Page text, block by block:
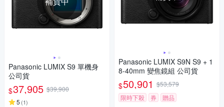
Panasonic LUMIX S9 單機身
公司貨
$37,905 $39,900
5 (1)
Panasonic LUMIX S9N S9 + 1
8-40mm 變焦鏡組 公司貨
$50,901 $53,579
限時下殺
券 贈品